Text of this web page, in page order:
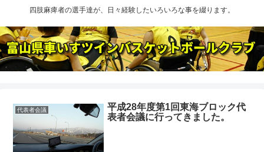
四肢麻痺者の選手達が、日々経験したいろいろな事を綴ります。
代表者会議
平成28年度第1回東海ブロック代
表者会議に行ってきました。